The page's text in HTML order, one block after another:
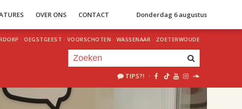
OVER ONS CONTACT Donderdag 6 augustus
· OEGSTGEEST · VOORSCHOTEN · WASSENAAR · ZOETERWOUDE
TIPS?! ·
uur 1 van 2